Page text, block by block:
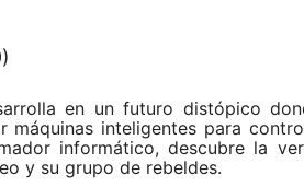
en un futuro distópico
máquinas inteligentes para
informático, descubre la
y su grupo de rebeldes.